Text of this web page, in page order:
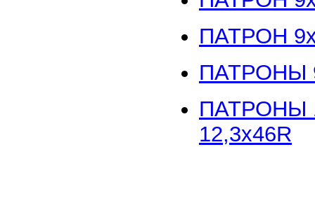
ПАТРОН
ПАТРОНЫ
ПАТРОНЫ
12,3x46R